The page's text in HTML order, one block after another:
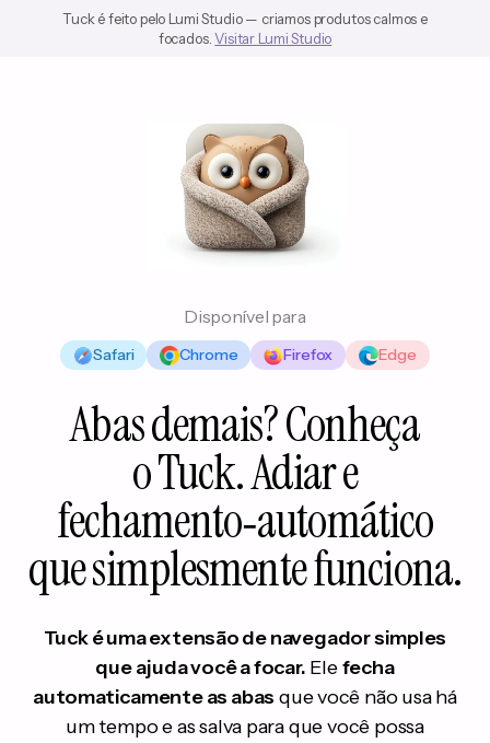
Tuck é feito pelo Lumi Studio — criamos produtos calmos e
focados.Visitar Lumi Studio
Disponível para
Safari Chrome Firefox Edge
Abas demais? Conheça
o Tuck. Adiar e
fechamento‑automático
que simplesmente funciona.
Tuck é uma extensão de navegador simples
que ajuda você a focar. Elefecha
automaticamente as abas que você não usa há
um tempo e as salva para que você possa